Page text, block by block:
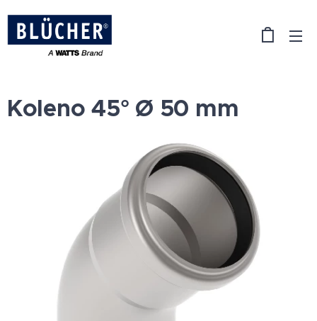
Koleno 45° Ø 50 mm